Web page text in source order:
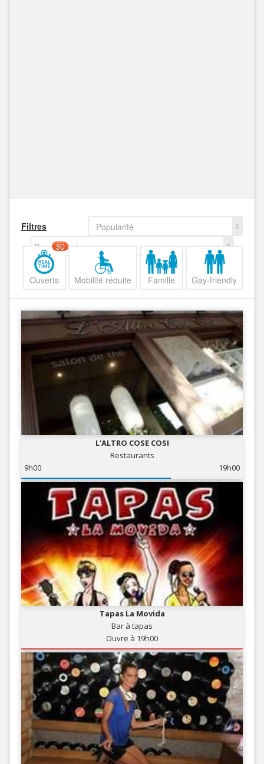
Filtres
Popularité
Decroissant
Ouverts
30
Mobilité réduite Famille Gay-friendly
L'ALTRO COSE COSI
Restaurants
9h00
19h00
Tapas La Movida
Bar à tapas
Ouvre à 19h00